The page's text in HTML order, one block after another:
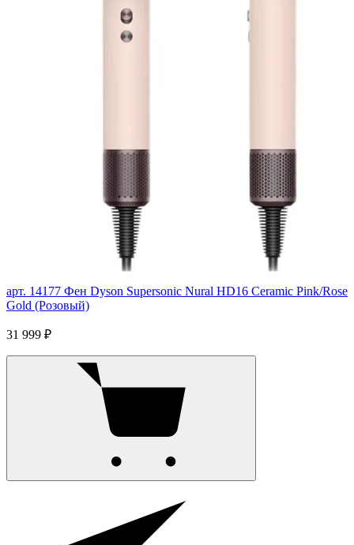
арт. 14177 Фен Dyson Supersonic Nural HD16 Ceramic Pink/Rose
Gold (Розовый)
31 999 ₽